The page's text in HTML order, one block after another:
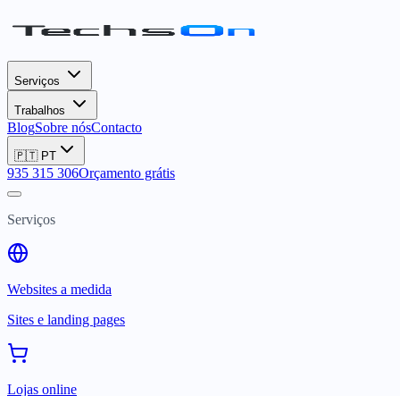
Serviços
Trabalhos
BlogSobre nósContacto
🇵🇹 PT
935 315 306Orçamento grátis
Serviços
Websites a medida
Sites e landing pages
Lojas online